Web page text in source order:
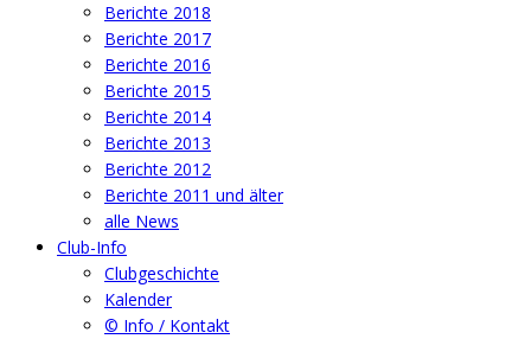
Berichte 2018
Berichte 2017
Berichte 2016
Berichte 2015
Berichte 2014
Berichte 2013
Berichte 2012
Berichte 2011 und älter
alle News
Club-Info
Clubgeschichte
Kalender
© Info / Kontakt